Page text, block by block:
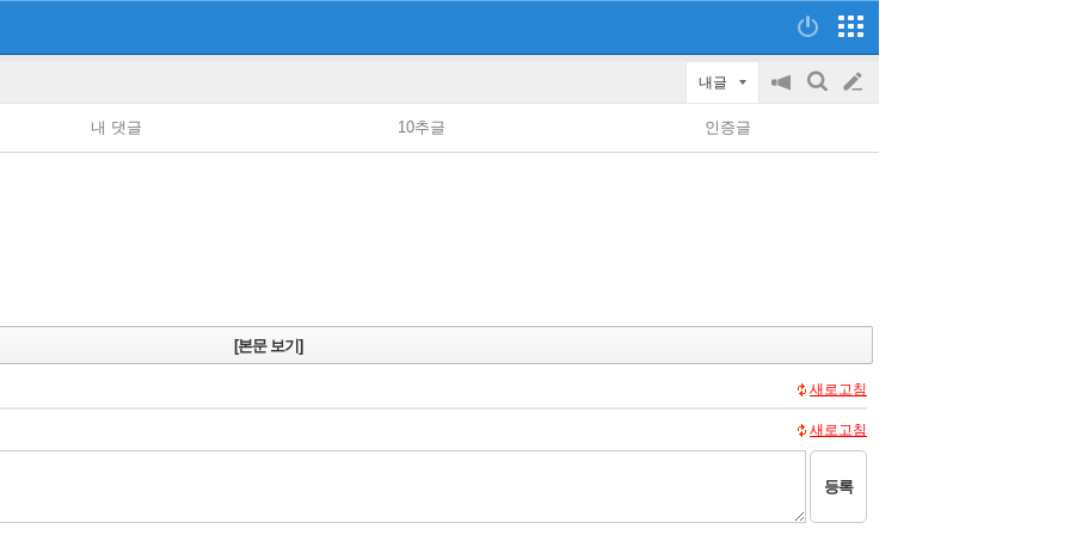
내글
공
on/off
검
글
쓰
내 댓글 10추글 인증글
[본문 보기]
새로고침
새로고침
등록